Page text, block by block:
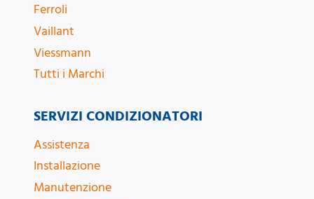
Ferroli
Vaillant
Viessmann
Tutti i Marchi
SERVIZI CONDIZIONATORI
Assistenza
Installazione
Manutenzione